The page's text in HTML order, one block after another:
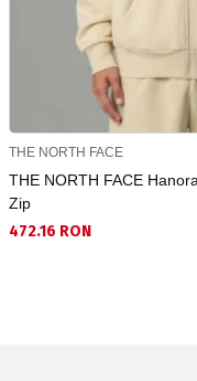
THE NORTH FACE
THE NORTH FACE
Zip
472.16 RON